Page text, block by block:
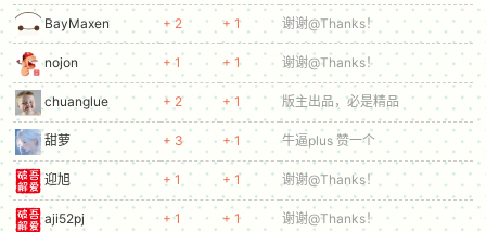
BayMaxen + 2 + 1 谢谢@Thanks！
nojon + 1 + 1 谢谢@Thanks！
chuanglue + 2 + 1 版主出品，必是精品
甜萝 + 3 + 1 牛逼plus 赞一个
迎旭 + 1 + 1 谢谢@Thanks！
aji52pj + 1 + 1 谢谢@Thanks！